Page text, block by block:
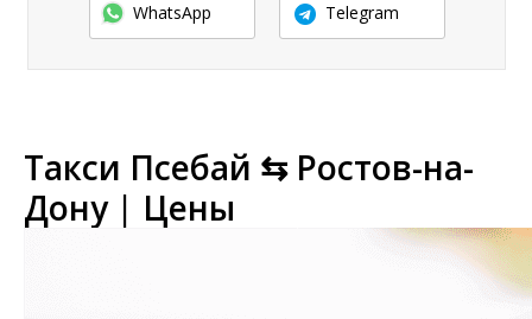
WhatsApp Telegram
Такси Псебай ⇆ Ростов-на-
Дону | Цены